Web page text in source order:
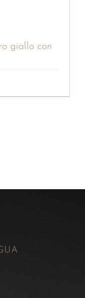
giallo con